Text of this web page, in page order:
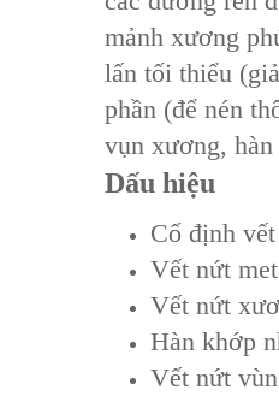
mảnh xương
lấn tối thiểu
phần (để nén
vụn xương,
Dấu hiệu
Cố định
Vết nứt
Vết nứt
Hàn khớp
Vết nứt